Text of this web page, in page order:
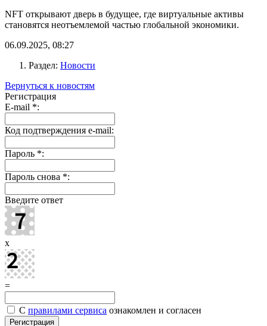
NFT открывают дверь в будущее, где виртуальные активы
становятся неотъемлемой частью глобальной экономики.
06.09.2025, 08:27
Раздел: Новости
Вернуться к новостям
Регистрация
E-mail *:
Код подтверждения e-mail:
Пароль *:
Пароль снова *:
Введите ответ
x
=
С правилами сервиса ознакомлен и согласен